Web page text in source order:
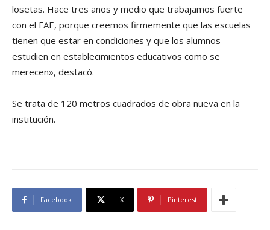
losetas. Hace tres años y medio que trabajamos fuerte
con el FAE, porque creemos firmemente que las escuelas
tienen que estar en condiciones y que los alumnos
estudien en establecimientos educativos como se
merecen», destacó.
Se trata de 120 metros cuadrados de obra nueva en la
institución.
Facebook X Pinterest